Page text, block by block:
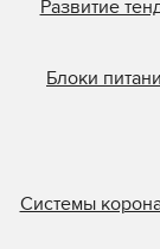
Развитие
Блоки
Системы